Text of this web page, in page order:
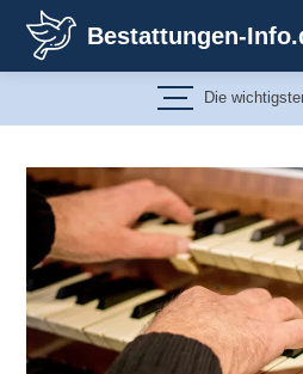
Inhalt
springen
Bestattungen-
Die